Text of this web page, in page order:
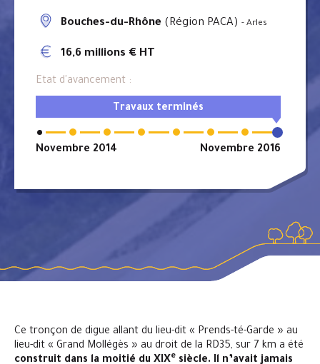
Bouches-du-Rhône (Région PACA) - Arles
16,6 millions € HT
Etat d'avancement :
Travaux terminés
Novembre 2014 Novembre 2016
Ce tronçon de digue allant du lieu-dit « Prends-té-Garde » au
lieu-dit « Grand Mollégès » au droit de la RD35, sur 7 km a été
construit dans la moitié du XIXe siècle. Il n’avait jamais